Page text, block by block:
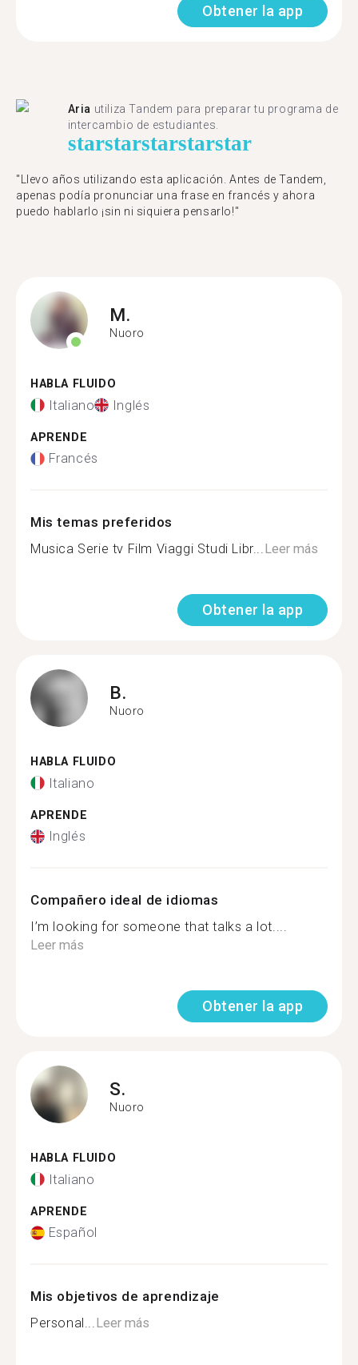
Obtener la app
Aria utiliza Tandem para preparar tu programa de
intercambio de estudiantes.
starstarstarstarstar
"Llevo años utilizando esta aplicación. Antes de Tandem,
apenas podía pronunciar una frase en francés y ahora
puedo hablarlo ¡sin ni siquiera pensarlo!"
M.
Nuoro
HABLA FLUIDO
Italiano Inglés
APRENDE
Francés
Mis temas preferidos
Musica Serie tv Film Viaggi Studi Libr...Leer más
Obtener la app
B.
Nuoro
HABLA FLUIDO
Italiano
APRENDE
Inglés
Compañero ideal de idiomas
I’m looking for someone that talks a lot....
Leer más
Obtener la app
S.
Nuoro
HABLA FLUIDO
Italiano
APRENDE
Español
Mis objetivos de aprendizaje
Personal...Leer más